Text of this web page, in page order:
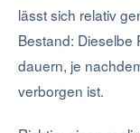
lässt sich relativ
Bestand:
dauern, je
verborgen ist.